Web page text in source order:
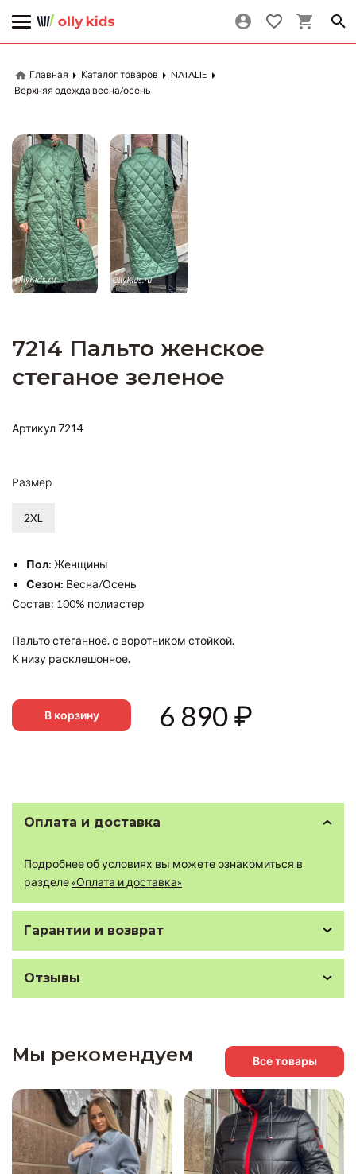
Главная Каталог товаров
NATALIE
Верхняя одежда весна/осень
7214 Пальто женское
стеганое зеленое
Артикул 7214
Размер
2XL
Пол: Женщины
Сезон: Весна/Осень
Состав: 100% полиэстер
Пальто стеганное. с воротником стойкой.
К низу расклешонное.
В корзину 6 890₽
Оплата и доставка
Подробнее об условиях вы можете ознакомиться в
разделе «Оплата и доставка»
Гарантии и возврат
Отзывы
Мы рекомендуем Все товары